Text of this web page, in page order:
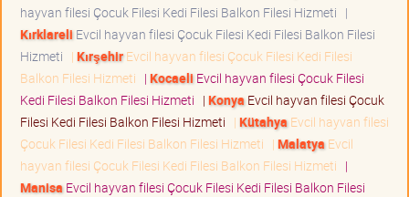
hayvan filesi Çocuk Filesi Kedi Filesi Balkon Filesi Hizmeti |
Kırklareli Evcil hayvan filesi Çocuk Filesi Kedi Filesi Balkon Filesi
Hizmeti | KırşehirEvcil hayvan filesi Çocuk Filesi Kedi Filesi
Balkon Filesi Hizmeti | Kocaeli Evcil hayvan filesi Çocuk Filesi
Kedi Filesi Balkon Filesi Hizmeti | Konya Evcil hayvan filesi Çocuk
Filesi Kedi Filesi Balkon Filesi Hizmeti | Kütahya Evcil hayvan filesi
Çocuk Filesi Kedi Filesi Balkon Filesi Hizmeti | Malatya Evcil
hayvan filesi Çocuk Filesi Kedi Filesi Balkon Filesi Hizmeti |
Manisa Evcil hayvan filesi Çocuk Filesi Kedi Filesi Balkon Filesi